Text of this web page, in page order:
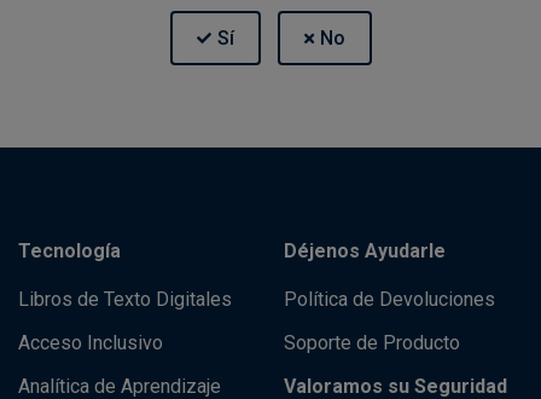
Tecnología
Libros de Texto Digitales
Acceso Inclusivo
Analítica de Aprendizaje
Déjenos Ayudarle
Política de Devoluciones
Soporte de Producto
Valoramos su Seguridad